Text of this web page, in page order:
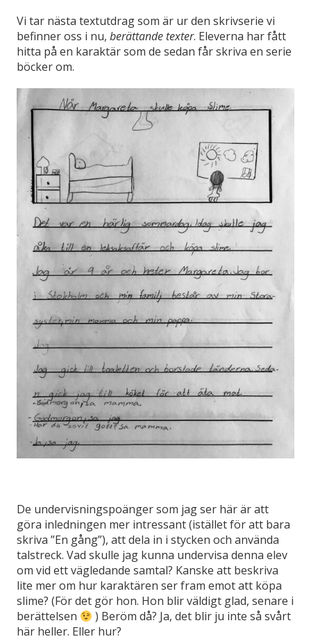
Vi tar nästa textutdrag som är ur den skrivserie vi
befinner oss i nu, berättande texter. Eleverna har fått
hitta på en karaktär som de sedan får skriva en serie
böcker om.
De undervisningspoänger som jag ser här är att
göra inledningen mer intressant (istället för att bara
skriva ”En gång”), att dela in i stycken och använda
talstreck. Vad skulle jag kunna undervisa denna elev
om vid ett vägledande samtal? Kanske att beskriva
lite mer om hur karaktären ser fram emot att köpa
slime? (För det gör hon. Hon blir väldigt glad, senare i
berättelsen
) Beröm då? Ja, det blir ju inte så svårt
här heller. Eller hur?